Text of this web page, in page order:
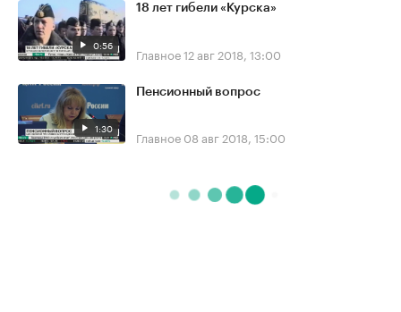
0:56
18 лет гибели «Курска»
Главное12 авг 2018, 13:00
1:30
Пенсионный вопрос
Главное 08 авг 2018, 15:00